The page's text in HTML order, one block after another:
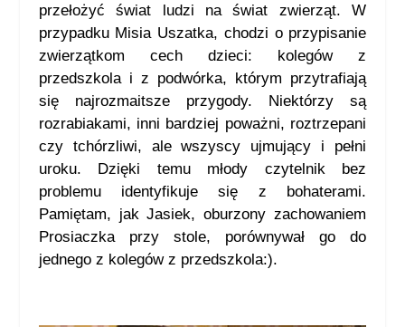
przełożyć świat ludzi na świat zwierząt. W
przypadku Misia Uszatka, chodzi o przypisanie
zwierzątkom cech dzieci: kolegów z
przedszkola i z podwórka, którym przytrafiają
się najrozmaitsze przygody. Niektórzy są
rozrabiakami, inni bardziej poważni, roztrzepani
czy tchórzliwi, ale wszyscy ujmujący i pełni
uroku. Dzięki temu młody czytelnik bez
problemu identyfikuje się z bohaterami.
Pamiętam, jak Jasiek, oburzony zachowaniem
Prosiaczka przy stole, porównywał go do
jednego z kolegów z przedszkola:).